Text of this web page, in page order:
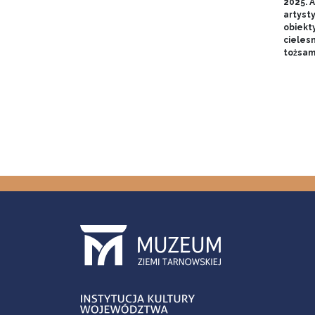
2025.